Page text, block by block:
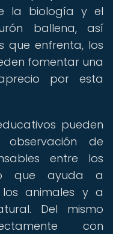
la biología y el
ballena, así
que enfrenta, los
fomentar una
por esta
pueden
de
entre los
que ayuda a
animales y a
Del mismo
con